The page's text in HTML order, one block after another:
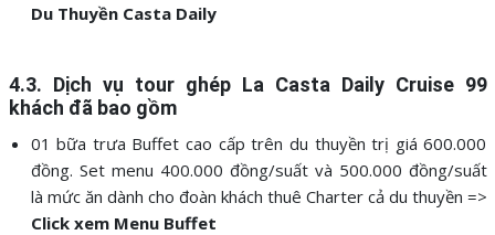
Du Thuyền Casta Daily
4.3. Dịch vụ tour ghép La Casta Daily Cruise 99
khách đã bao gồm
01 bữa trưa Buffet cao cấp trên du thuyền trị giá 600.000
đồng. Set menu 400.000 đồng/suất và 500.000 đồng/suất
là mức ăn dành cho đoàn khách thuê Charter cả du thuyền =>
Click xem Menu Buffet